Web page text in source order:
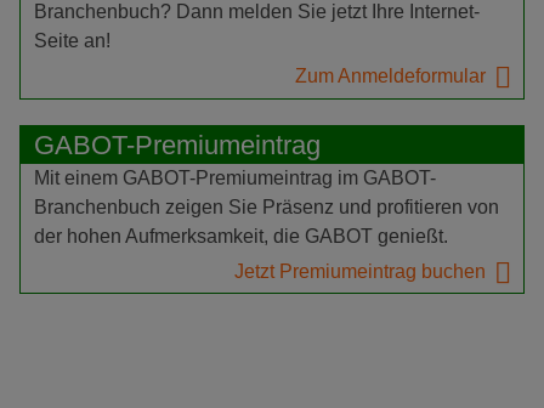
Branchenbuch? Dann melden Sie jetzt Ihre Internet-
Seite an!
Zum Anmeldeformular
GABOT-Premiumeintrag
Mit einem GABOT-Premiumeintrag im GABOT-
Branchenbuch zeigen Sie Präsenz und profitieren von
der hohen Aufmerksamkeit, die GABOT genießt.
Jetzt Premiumeintrag buchen